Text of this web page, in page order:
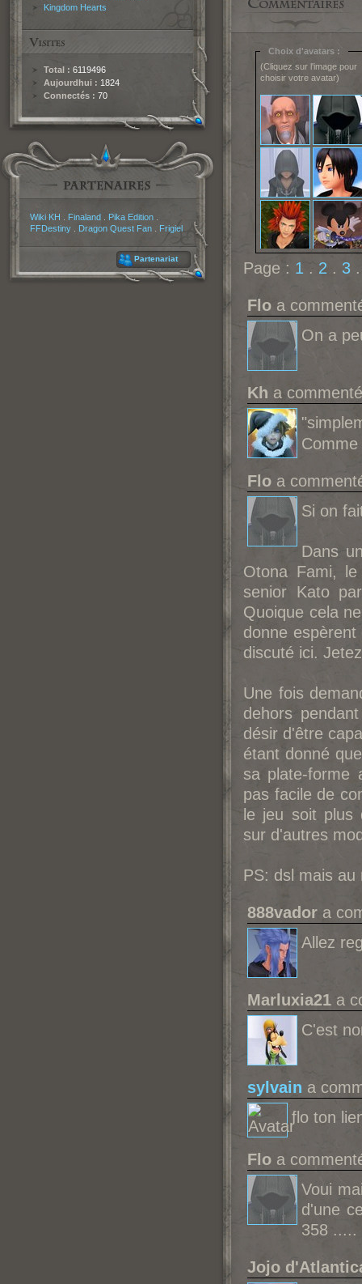
Kingdom Hearts
Total : 6119496
Aujourdhui : 1824
Connectés : 70
Wiki KH Finaland Pika Edition
FFDestiny
Dragon Quest Fan Frigiel
Partenariat
Choix d'avatars :
(Cliquez sur l'image pour
choisir votre avatar)
Page : 1 . 2 . 3 .
Flo a
On a
Kh a
Flo a
Si on
Dans
Otona Fami,
senior Kato
Quoique cela
donne
discuté ici.
Une fois
dehors
désir d'être
étant donné
sa plate-forme
pas facile de
le jeu soit plus
sur d'autres
PS: dsl mais
888vador a
Allez
Marluxia21 a
C'est
sylvain a
flo ton
Flo a
Voui
d'une
358 .....
Jojo